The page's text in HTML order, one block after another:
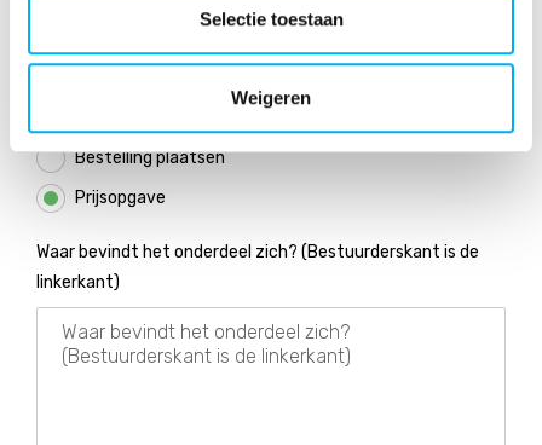
Selectie toestaan
Weigeren
Wilt u een prijsopgave of bestelling plaatsen?
Bestelling plaatsen
Prijsopgave
Waar bevindt het onderdeel zich? (Bestuurderskant is de
linkerkant)